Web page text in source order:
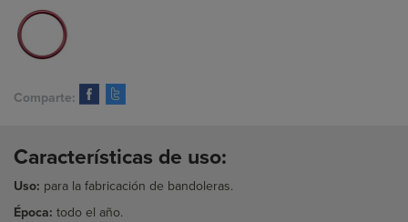
Comparte:
Características de uso:
Uso: para la fabricación de bandoleras.
Época: todo el año.